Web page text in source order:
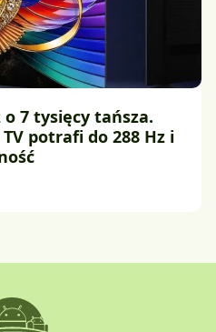
o 7 tysięcy tańsza.
potrafi do 288 Hz i